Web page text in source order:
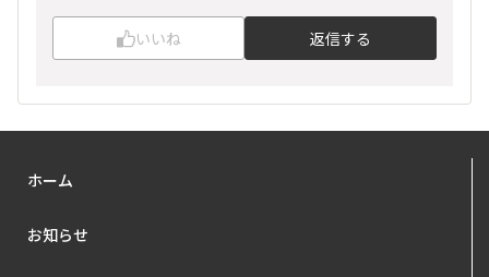
いいね 返信する
ホーム
お知らせ